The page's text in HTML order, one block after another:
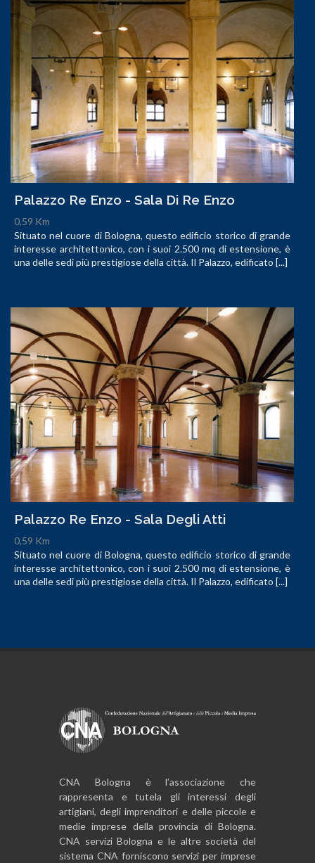
Palazzo Re Enzo - Sala Di Re Enzo
0,59 Km
Situato nel cuore di Bologna, questo edificio storico di grande
interesse architettonico, con i suoi 2.500 mq di estensione, è
una delle sedi più prestigiose della città. Il Palazzo, edificato [...]
Palazzo Re Enzo - Sala Degli Atti
0,59 Km
Situato nel cuore di Bologna, questo edificio storico di grande
interesse architettonico, con i suoi 2.500 mq di estensione, è
una delle sedi più prestigiose della città. Il Palazzo, edificato [...]
CNA Bologna è l’associazione che
rappresenta e tutela gli interessi degli
artigiani, degli imprenditori e delle piccole e
medie imprese della provincia di Bologna.
CNA servizi Bologna e le altre società del
sistema CNA forniscono servizi per imprese